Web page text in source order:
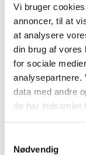
Vi bruger
annoncer, til at
at analysere
din brug af vores
for sociale
analysepartnere.
data med andre
de har indsamlet
Nødvendig
Bedre adgang
for monitorer
|1. juli 2016|
til at indhente
Forventet
vil være mangel